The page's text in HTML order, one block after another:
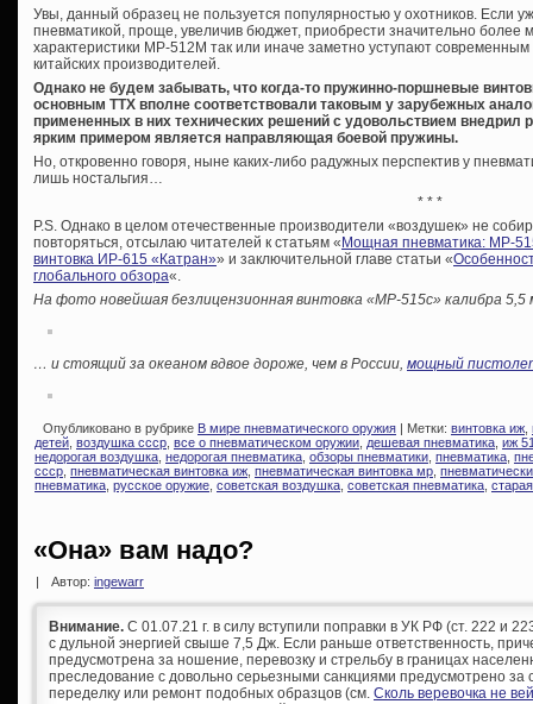
Увы, данный образец не пользуется популярностью у охотников. Если
пневматикой, проще, увеличив бюджет, приобрести значительно
характеристики МР-512М так или иначе заметно уступают
китайских производителей.
Однако не будем забывать, что когда-то пружинно-поршневые
основным ТТХ вполне соответствовали таковым у зарубежных
примененных в них технических решений с удовольствием
ярким примером является направляющая боевой пружины.
Но, откровенно говоря, ныне каких-либо радужных перспектив у
лишь ностальгия…
* * *
P.S. Однако в целом отечественные производители «воздушек» не
повторяться, отсылаю читателей к статьям « Мощная пневматика: МР-
винтовка ИР-615 «Катран»» и заключительной главе статьи «
глобального обзора«.
На фото новейшая безлицензионная винтовка «MP-515c» калибра
… и стоящий за океаном вдвое дороже, чем в России, мощный
Опубликовано в рубрике В мире пневматического оружия | Метки: винтовка иж
детей воздушка ссср все о пневматическом оружии дешевая пневматика иж
недорогая воздушка недорогая пневматика обзоры пневматики пневматика
ссср пневматическая винтовка иж пневматическая винтовка мр
пневматика русское оружие советская воздушка советская пневматика
«Она» вам надо?
| Автор: ingewarr
Внимание. С 01.07.21 г. в силу вступили поправки в УК РФ (ст. 222 и
с дульной энергией свыше 7,5 Дж. Если раньше ответственность,
предусмотрена за ношение, перевозку и стрельбу в границах
преследование с довольно серьезными санкциями предусмотрено за
переделку или ремонт подобных образцов (см. Сколь веревочка не